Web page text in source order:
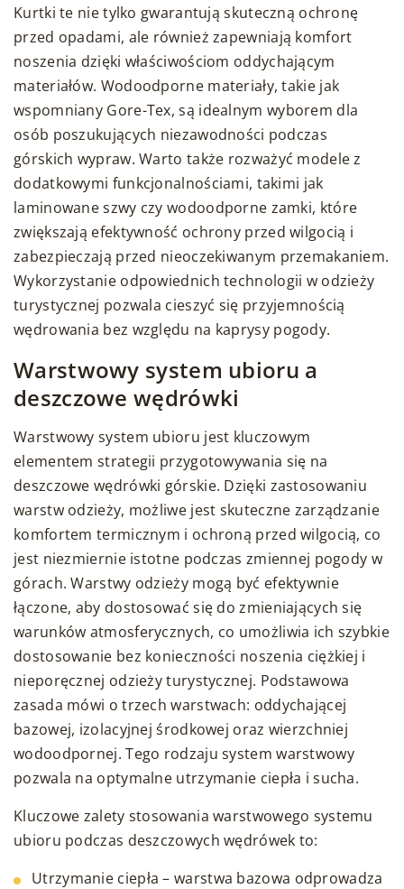
Kurtki te nie tylko gwarantują skuteczną ochronę
przed opadami, ale również zapewniają komfort
noszenia dzięki właściwościom oddychającym
materiałów. Wodoodporne materiały, takie jak
wspomniany Gore-Tex, są idealnym wyborem dla
osób poszukujących niezawodności podczas
górskich wypraw. Warto także rozważyć modele z
dodatkowymi funkcjonalnościami, takimi jak
laminowane szwy czy wodoodporne zamki, które
zwiększają efektywność ochrony przed wilgocią i
zabezpieczają przed nieoczekiwanym przemakaniem.
Wykorzystanie odpowiednich technologii w odzieży
turystycznej pozwala cieszyć się przyjemnością
wędrowania bez względu na kaprysy pogody.
Warstwowy system ubioru a
deszczowe wędrówki
Warstwowy system ubioru jest kluczowym
elementem strategii przygotowywania się na
deszczowe wędrówki górskie. Dzięki zastosowaniu
warstw odzieży, możliwe jest skuteczne zarządzanie
komfortem termicznym i ochroną przed wilgocią, co
jest niezmiernie istotne podczas zmiennej pogody w
górach. Warstwy odzieży mogą być efektywnie
łączone, aby dostosować się do zmieniających się
warunków atmosferycznych, co umożliwia ich szybkie
dostosowanie bez konieczności noszenia ciężkiej i
nieporęcznej odzieży turystycznej. Podstawowa
zasada mówi o trzech warstwach: oddychającej
bazowej, izolacyjnej środkowej oraz wierzchniej
wodoodpornej. Tego rodzaju system warstwowy
pozwala na optymalne utrzymanie ciepła i sucha.
Kluczowe zalety stosowania warstwowego systemu
ubioru podczas deszczowych wędrówek to:
Utrzymanie ciepła – warstwa bazowa odprowadza